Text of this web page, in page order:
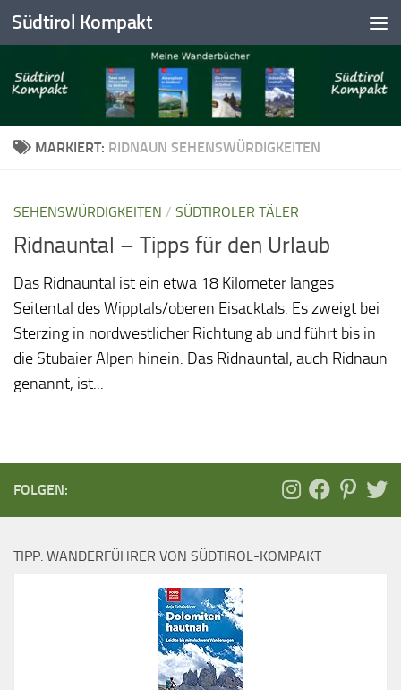
Skip to content
Südtirol Kompakt
MARKIERT: RIDNAUN SEHENSWÜRDIGKEITEN
SEHENSWÜRDIGKEITEN / SÜDTIROLER TÄLER
Ridnauntal – Tipps für den Urlaub
Das Ridnauntal ist ein etwa 18 Kilometer langes
Seitental des Wipptals/oberen Eisacktals. Es zweigt bei
Sterzing in nordwestlicher Richtung ab und führt bis in
die Stubaier Alpen hinein. Das Ridnauntal, auch Ridnaun
genannt, ist...
FOLGEN:
TIPP: WANDERFÜHRER VON SÜDTIROL-KOMPAKT